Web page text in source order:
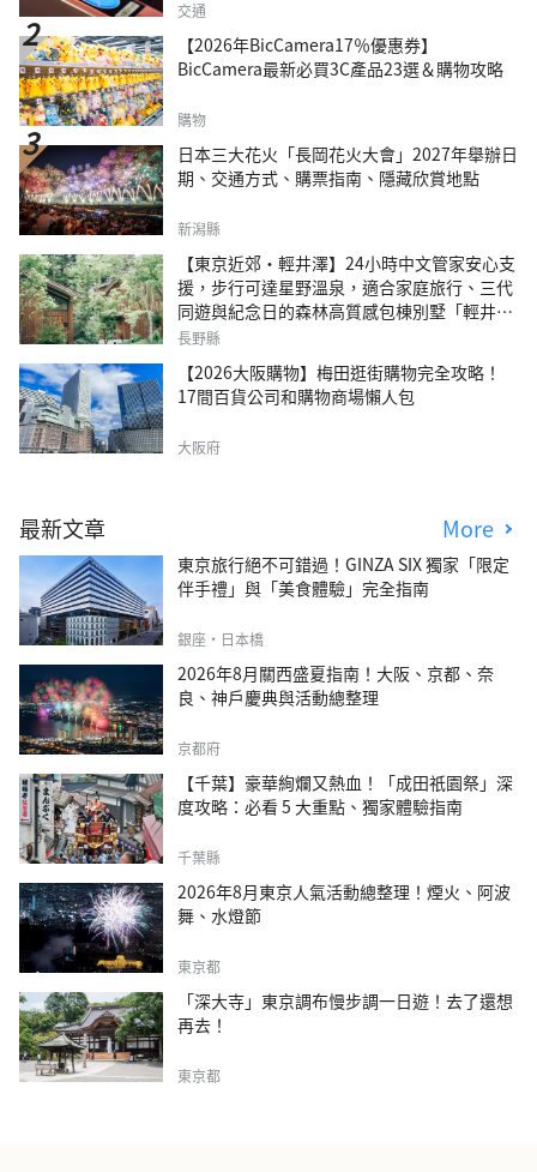
交通
【2026年BicCamera17％優惠券】
BicCamera最新必買3C產品23選＆購物攻略
購物
日本三大花火「長岡花火大會」2027年舉辦日
期、交通方式、購票指南、隱藏欣賞地點
新潟縣
【東京近郊・輕井澤】24小時中文管家安心支
援，步行可達星野溫泉，適合家庭旅行、三代
同遊與紀念日的森林高質感包棟別墅「輕井澤
森四季VILLA」
長野縣
【2026大阪購物】梅田逛街購物完全攻略！
17間百貨公司和購物商場懶人包
大阪府
最新文章 More
東京旅行絕不可錯過！GINZA SIX 獨家「限定
伴手禮」與「美食體驗」完全指南
銀座・日本橋
2026年8月關西盛夏指南！大阪、京都、奈
良、神戶慶典與活動總整理
京都府
【千葉】豪華絢爛又熱血！「成田祇園祭」深
度攻略：必看 5 大重點、獨家體驗指南
千葉縣
2026年8月東京人氣活動總整理！煙火、阿波
舞、水燈節
東京都
「深大寺」東京調布慢步調一日遊！去了還想
再去！
東京都